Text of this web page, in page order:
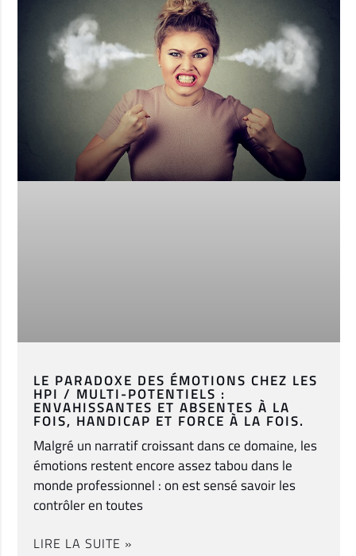
LE PARADOXE DES ÉMOTIONS CHEZ LES
HPI / MULTI-POTENTIELS :
ENVAHISSANTES ET ABSENTES À LA
FOIS, HANDICAP ET FORCE À LA FOIS.
Malgré un narratif croissant dans ce domaine, les
émotions restent encore assez tabou dans le
monde professionnel : on est sensé savoir les
contrôler en toutes
LIRE LA SUITE »